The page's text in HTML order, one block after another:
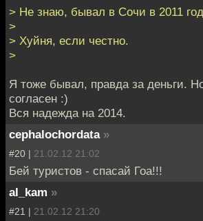
> Не знаю, бывал в Сочи в 2011
>
> Хуйня, если честно.
>
Я тоже бывал, правда за деньги.
согласен :)
Вся надежда на 2014.
cephalochordata »
#20 | 21.02.12 21:02
Бей туристов - спасай Гоа!!!
al_kam »
#21 | 21.02.12 21:20